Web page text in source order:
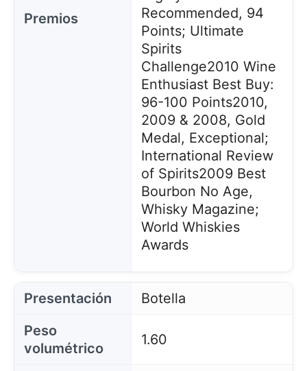
Premios
Recommended, 94
Points; Ultimate
Spirits
Challenge2010 Wine
Enthusiast Best Buy:
96-100 Points2010,
2009 & 2008, Gold
Medal, Exceptional;
International Review
of Spirits2009 Best
Bourbon No Age,
Whisky Magazine;
World Whiskies
Awards
Presentación
Botella
Peso
volumétrico
1.60